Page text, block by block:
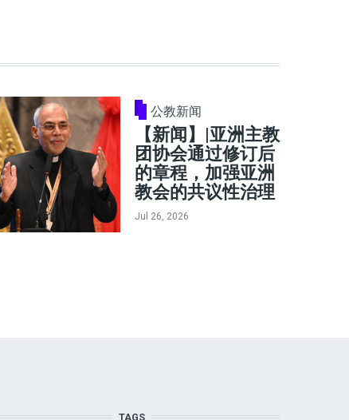
公教新闻
【新闻】|亚洲主教
团协会通过修订后
的章程，加强亚洲
教会的共议性治理
Jul 26, 2026
TAGS